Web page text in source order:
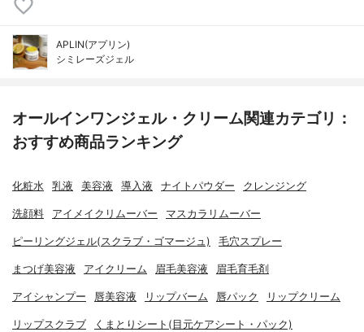
APLIN(アプリン)
シミレーズジェル
オールインワンジェル・クリーム関連カテゴリ：
おすすめ商品ランキング
化粧水 乳液 美容液 導入液 ナイトパウダー クレンジング
洗顔料 アイメイクリムーバー マスカラリムーバー
ピーリングジェル(スクラブ・ゴマージュ) 毛穴スプレー
まつげ美容液 アイクリーム 眉毛美容液 眉毛育毛剤
アイシャンプー 唇美容液 リップバーム 唇パック リップクリーム
リップスクラブ くまとりシート(目元ケアシート・パック)